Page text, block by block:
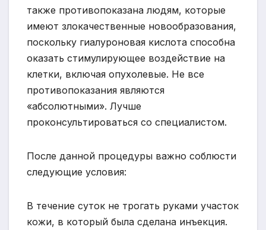
также противопоказана людям, которые
имеют злокачественные новообразования,
поскольку гиалуроновая кислота способна
оказать стимулирующее воздействие на
клетки, включая опухолевые. Не все
противопоказания являются
«абсолютными». Лучше
проконсультироваться со специалистом.
После данной процедуры важно соблюсти
следующие условия:
В течение суток не трогать руками участок
кожи, в который была сделана инъекция.